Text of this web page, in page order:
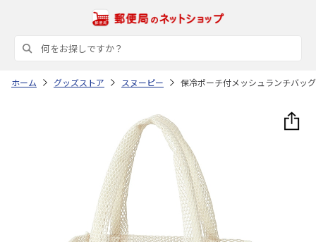
ホーム グッズストア スヌーピー 保冷ポーチ付メッシュランチバッ